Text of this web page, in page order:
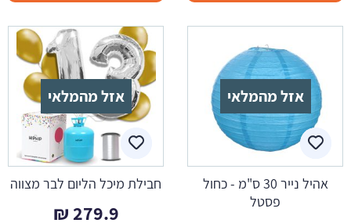
אזל מהמלאי
אהיל נייר 30 ס"מ - כחול
פסטל
אזל מהמלאי
חבילת מיכל הליום לבר מצווה
279.9
₪